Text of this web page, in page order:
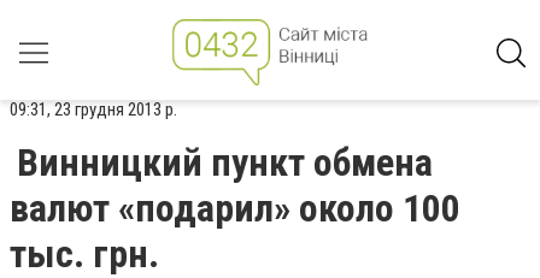
09:31, 23 грудня 2013 р.
Винницкий пункт обмена
валют «подарил» около 100
тыс. грн.